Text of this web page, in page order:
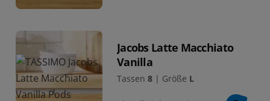
Jacobs Latte Macchiato
Vanilla
Tassen 8 | Größe L